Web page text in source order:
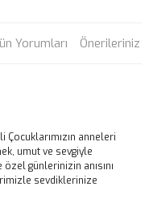
Yorumları Önerileriniz
anneleri
umut ve sevgiyle
günlerinizin anısını
sevdiklerinize